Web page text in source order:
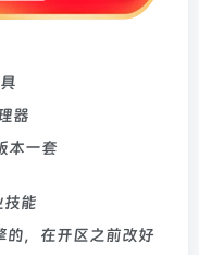
器
本一套
技能
的，在开区之前改好